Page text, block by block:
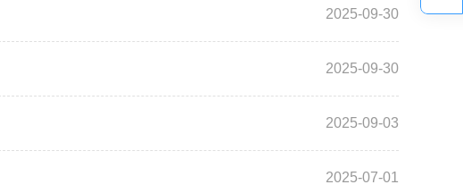
2025-09-30
2025-09-30
2025-09-03
2025-07-01